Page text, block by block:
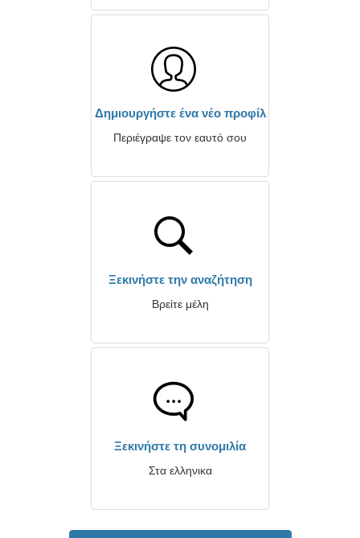
Δημιουργήστε ένα νέο προφίλ
Περιέγραψε τον εαυτό σου
Ξεκινήστε την αναζήτηση
Βρείτε μέλη
Ξεκινήστε τη συνομιλία
Στα ελληνικα